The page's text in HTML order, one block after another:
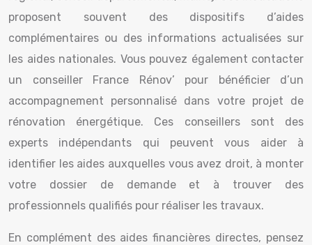
proposent souvent des dispositifs d’aides
complémentaires ou des informations actualisées sur
les aides nationales. Vous pouvez également contacter
un conseiller France Rénov’ pour bénéficier d’un
accompagnement personnalisé dans votre projet de
rénovation énergétique. Ces conseillers sont des
experts indépendants qui peuvent vous aider à
identifier les aides auxquelles vous avez droit, à monter
votre dossier de demande et à trouver des
professionnels qualifiés pour réaliser les travaux.
En complément des aides financières directes, pensez